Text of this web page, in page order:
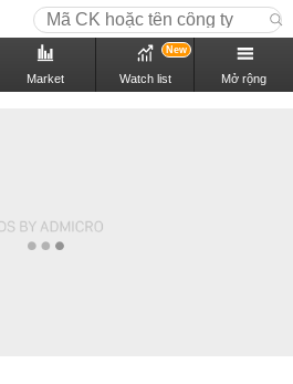
Market Watch list
New
Mở rộng